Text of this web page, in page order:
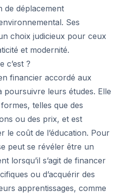
déplacement
Ses
choix judicieux pour ceux
et modernité.
c’est ?
financier accordé aux
poursuivre leurs études. Elle
telles que des
ou des prix, et est
le coût de l’éducation. Pour
peut se révéler être un
lorsqu’il s’agit de financer
ou d’acquérir des
apprentissages, comme